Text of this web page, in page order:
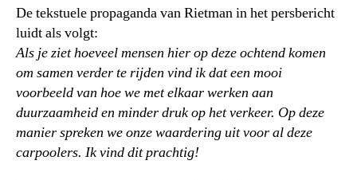
De tekstuele propaganda van Rietman in het persbericht
luidt als volgt:
Als je ziet hoeveel mensen hier op deze ochtend komen
om samen verder te rijden vind ik dat een mooi
voorbeeld van hoe we met elkaar werken aan
duurzaamheid en minder druk op het verkeer. Op deze
manier spreken we onze waardering uit voor al deze
carpoolers. Ik vind dit prachtig!